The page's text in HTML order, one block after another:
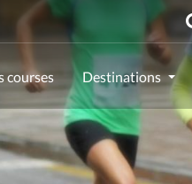
courses Destinations